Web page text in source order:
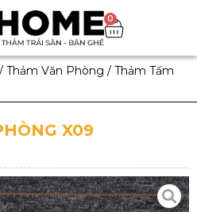
0
Thảm Văn Phòng / Thảm Tấm
X09